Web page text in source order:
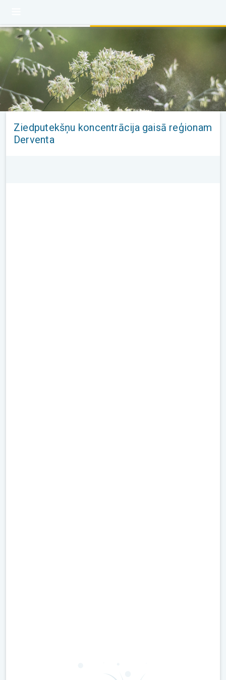
Ziedputekšņu koncentrācija gaisā reģionam
Derventa